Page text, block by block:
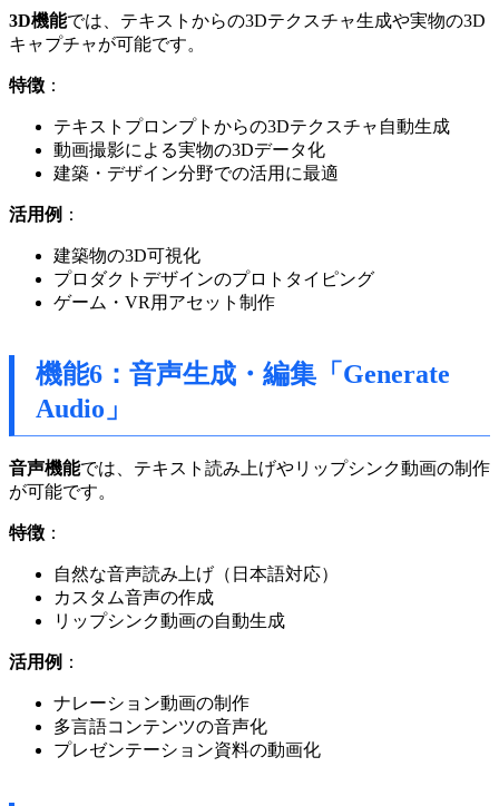
3D機能では、テキストからの3Dテクスチャ生成や実物の3D
キャプチャが可能です。
特徴 ：
テキストプロンプトからの3Dテクスチャ自動生成
動画撮影による実物の3Dデータ化
建築・デザイン分野での活用に最適
活用例 ：
建築物の3D可視化
プロダクトデザインのプロトタイピング
ゲーム・VR用アセット制作
機能6：音声生成・編集「Generate
Audio」
音声機能では、テキスト読み上げやリップシンク動画の制作
が可能です。
特徴 ：
自然な音声読み上げ（日本語対応）
カスタム音声の作成
リップシンク動画の自動生成
活用例 ：
ナレーション動画の制作
多言語コンテンツの音声化
プレゼンテーション資料の動画化